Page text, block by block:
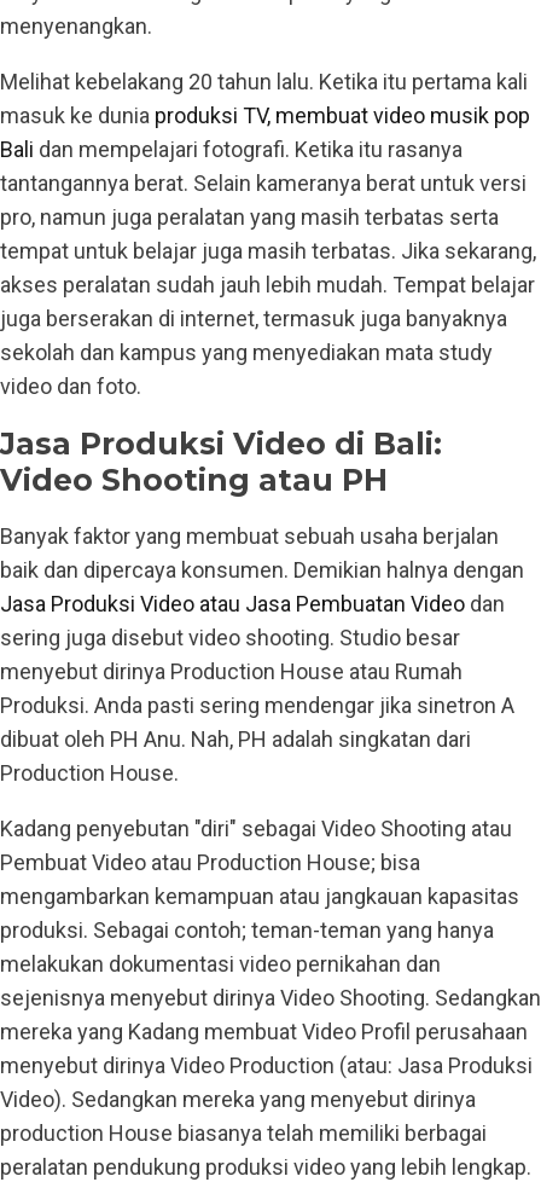
menyenangkan.
Melihat kebelakang 20 tahun lalu. Ketika itu pertama kali
masuk ke dunia produksi TV, membuat video musik pop
Bali dan mempelajari fotografi. Ketika itu rasanya
tantangannya berat. Selain kameranya berat untuk versi
pro, namun juga peralatan yang masih terbatas serta
tempat untuk belajar juga masih terbatas. Jika sekarang,
akses peralatan sudah jauh lebih mudah. Tempat belajar
juga berserakan di internet, termasuk juga banyaknya
sekolah dan kampus yang menyediakan mata study
video dan foto.
Jasa Produksi Video di Bali:
Video Shooting atau PH
Banyak faktor yang membuat sebuah usaha berjalan
baik dan dipercaya konsumen. Demikian halnya dengan
Jasa Produksi Video atau Jasa Pembuatan Video dan
sering juga disebut video shooting. Studio besar
menyebut dirinya Production House atau Rumah
Produksi. Anda pasti sering mendengar jika sinetron A
dibuat oleh PH Anu. Nah, PH adalah singkatan dari
Production House.
Kadang penyebutan "diri" sebagai Video Shooting atau
Pembuat Video atau Production House; bisa
mengambarkan kemampuan atau jangkauan kapasitas
produksi. Sebagai contoh; teman-teman yang hanya
melakukan dokumentasi video pernikahan dan
sejenisnya menyebut dirinya Video Shooting. Sedangkan
mereka yang Kadang membuat Video Profil perusahaan
menyebut dirinya Video Production (atau: Jasa Produksi
Video). Sedangkan mereka yang menyebut dirinya
production House biasanya telah memiliki berbagai
peralatan pendukung produksi video yang lebih lengkap.